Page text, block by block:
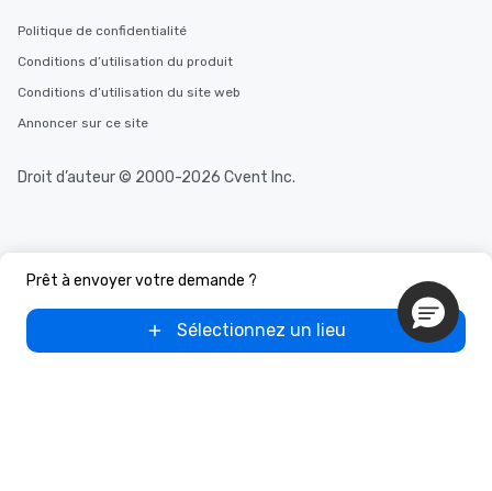
Prêt à envoyer votre demande ?
Sélectionnez un lieu
Politique de confidentialité
Conditions d’utilisation du produit
Conditions d’utilisation du site web
Annoncer sur ce site
Droit d’auteur © 2000-2026 Cvent Inc.